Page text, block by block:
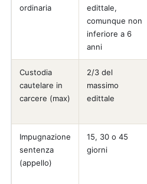
ordinaria
edittale,
comunque non
inferiore a 6
anni
Custodia
cautelare in
carcere (max)
2/3 del
massimo
edittale
Impugnazione
sentenza
(appello)
15, 30 o 45
giorni